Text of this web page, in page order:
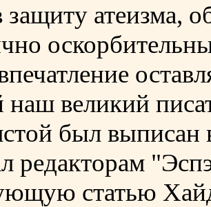
защиту атеизма,
наш великий
был выписан
редакторам
статью